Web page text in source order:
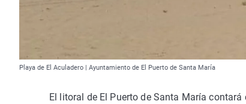
Playa de El Aculadero | Ayuntamiento de El Puerto de Santa María
El litoral de El Puerto de Santa María